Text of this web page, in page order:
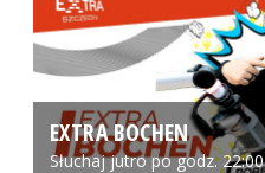
EXTRA BOCHEN
Słuchaj jutro po godz. 22:00